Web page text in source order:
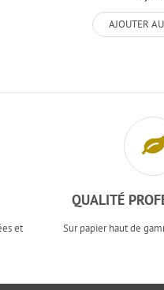
AJOUTER
et
QUALITÉ
Sur papier haut de